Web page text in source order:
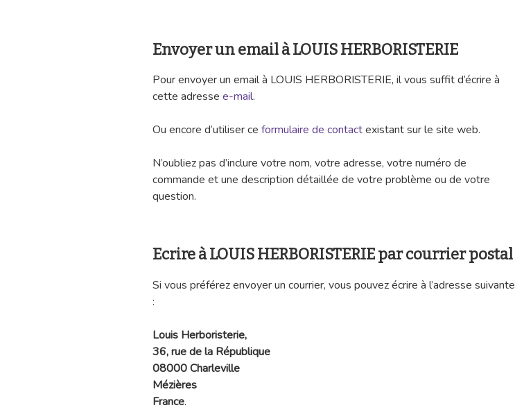
Envoyer un email à LOUIS HERBORISTERIE
Pour envoyer un email à LOUIS HERBORISTERIE, il vous suffit d’écrire à
cette adresse e-mail.
Ou encore d’utiliser ce formulaire de contactexistant sur le site web.
N’oubliez pas d’inclure votre nom, votre adresse, votre numéro de
commande et une description détaillée de votre problème ou de votre
question.
Ecrire à LOUIS HERBORISTERIE par courrier postal
Si vous préférez envoyer un courrier, vous pouvez écrire à l’adresse suivante
:
Louis Herboristerie,
36, rue de la République
08000 Charleville
Mézières
France.